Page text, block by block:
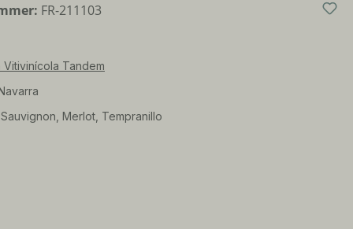
FR-211103
Vitivinícola Tandem
Merlot, Tempranillo